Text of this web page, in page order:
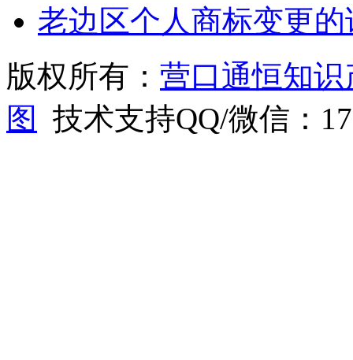
老边区个人商标变更
版权所有： 营口通恒知
图
技术支持QQ/微信：